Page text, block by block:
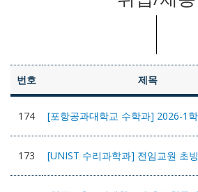
번호 제목
174
173 [UNIST 수리과학과] 전임교원 초빙